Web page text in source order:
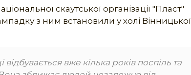
скаутської організації "Пласт"
з ним встановили у холі Вінницької
вже кілька років поспіль та